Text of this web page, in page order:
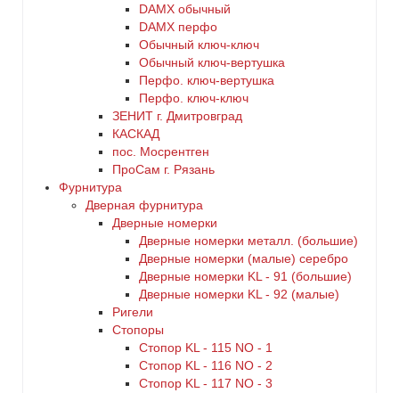
DАMX обычный
DАMX перфо
Oбычный ключ-ключ
Обычный ключ-вертушка
Перфо. ключ-вертушка
Перфо. ключ-ключ
ЗЕНИТ г. Дмитровград
КАСКАД
пос. Мосрентген
ПроСам г. Рязань
Фурнитура
Дверная фурнитура
Дверные номерки
Дверные номерки металл. (большие)
Дверные номерки (малые) серебро
Дверные номерки KL - 91 (большие)
Дверные номерки KL - 92 (малые)
Ригели
Стопоры
Стопор KL - 115 NO - 1
Стопор KL - 116 NO - 2
Стопор KL - 117 NO - 3